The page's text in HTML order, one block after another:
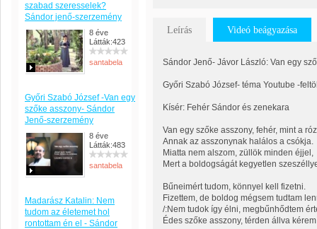
szabad szeresselek?
Sándor jenő-szerzemény
8 éve
Látták:423
santabela
Győri Szabó József -Van egy
szőke asszony- Sándor
Jenő-szerzemény
8 éve
Látták:483
santabela
Madarász Katalin: Nem
tudom az életemet hol
rontottam én el - Sándor
Leírás Videó beágyazása
Sándor Jenő- Jávor László: Van egy
Győri Szabó József- téma Youtube -
Kísér: Fehér Sándor és zenekara
Van egy szőke asszony, fehér, mint a
Annak az asszonynak halálos a csókja.
Miatta nem alszom, züllök minden éjjel,
Mert a boldogságát kegyetlen
Bűneimért tudom, könnyel kell fizetni.
Fizettem, de boldog mégsem tudtam
/:Nem tudok így élni, megbűnhődtem
Édes szőke asszony, térden állva